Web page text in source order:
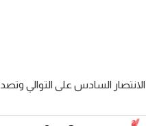
الانتصار السادس على التوالي